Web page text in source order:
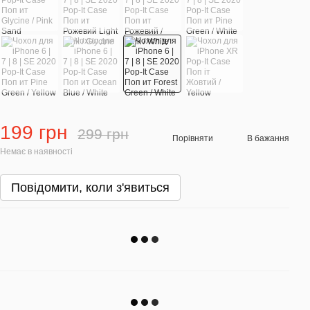
199 грн 299 грн
Немає в наявності
Порівняти В бажання
Повідомити, коли з'явиться